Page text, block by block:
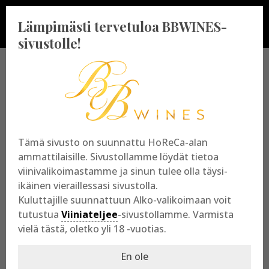
BBWINES OY
20360 Turku
y-tunnus: 2009865-8
Lämpimästi tervetuloa BBWINES-
sivustolle!
Tämä sivusto on suunnattu HoReCa-alan
ammattilaisille. Sivustollamme löydät tietoa
viinivalikoimastamme ja sinun tulee olla täysi-
ikäinen vieraillessasi sivustolla.
Kuluttajille suunnattuun Alko-valikoimaan voit
tutustua Viiniateljee-sivustollamme. Varmista
vielä tästä, oletko yli 18 -vuotias.
En ole